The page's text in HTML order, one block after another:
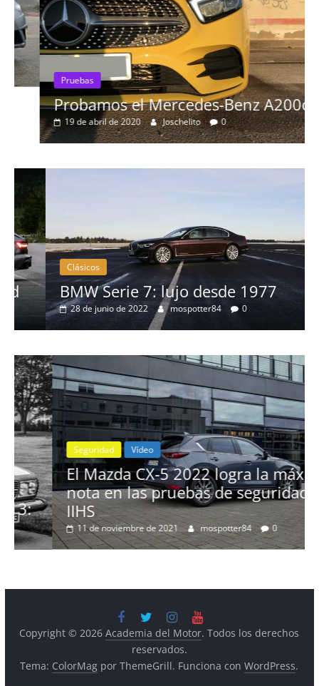
Pruebas
Probamos el Mercedes-Benz A200d
19 de abril de 2020 Joschelito 0
Clásicos
BMW Serie 7: lujo desde 1977
28 de junio de 2022 mospotter84 0
Seguridad Vídeo
El Mazda CX-5 2022 logra la máxima
nota en las pruebas de seguridad del
IIHS
11 de noviembre de 2021 mospotter84 0
Copyright © 2026Academia del Motor. Todos los derechos
reservados.
Tema: ColorMag por ThemeGrill. Funciona conWordPress.